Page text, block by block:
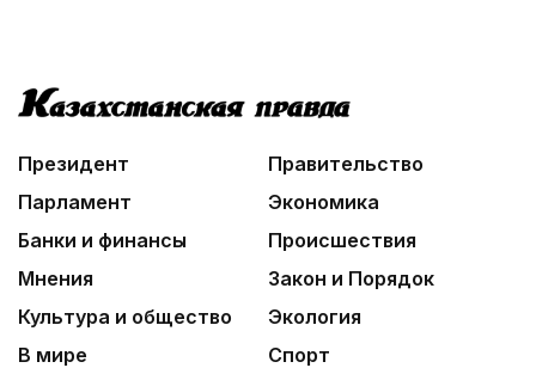
Президент
Правительство
Парламент
Экономика
Банки и финансы
Происшествия
Мнения
Закон и Порядок
Культура и общество
Экология
В мире
Спорт